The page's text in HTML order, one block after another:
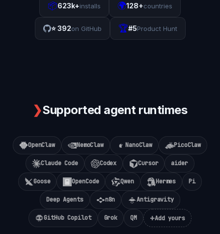
📦623k+installs 🌍128+countries
⭐392on GitHub 🏆#5Product Hunt
❯Supported agent runtimes
OpenClaw NemoClaw NanoClaw PicoClaw
Claude Code Codex Cursor aider
Goose OpenCode Qwen Hermes Pi
Deep Agents n8n Antigravity
GitHub Copilot Grok QM +Add yours